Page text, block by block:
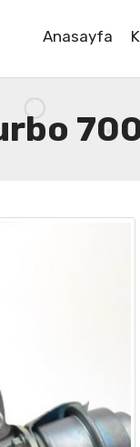
Anasayfa